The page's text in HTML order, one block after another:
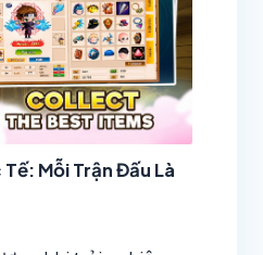
Tế: Mỗi Trận Đấu Là